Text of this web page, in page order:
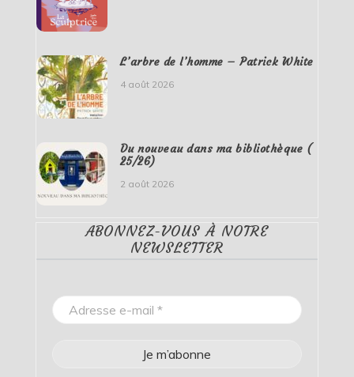
L’arbre de l’homme – Patrick White
4 août 2026
Du nouveau dans ma bibliothèque (
25/26)
2 août 2026
ABONNEZ-VOUS À NOTRE
NEWSLETTER